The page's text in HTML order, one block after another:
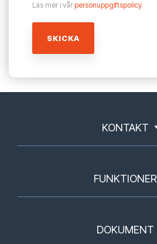
Läs mer i vår personuppgiftspolicy.
KONTAKT
FUNKTIONER
DOKUMENT